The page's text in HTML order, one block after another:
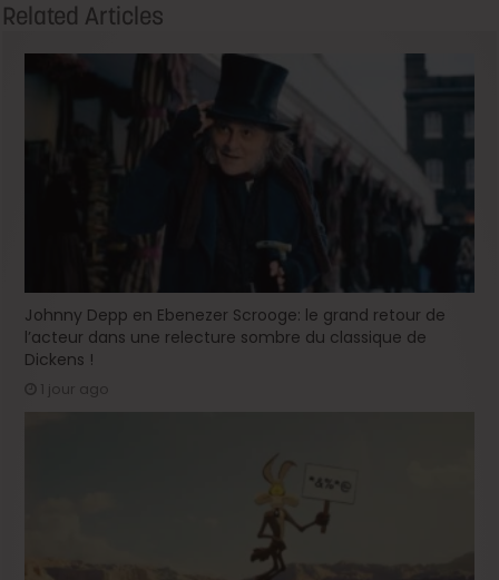
Related Articles
Johnny Depp en Ebenezer Scrooge: le grand retour de
l’acteur dans une relecture sombre du classique de
Dickens !
1 jour ago